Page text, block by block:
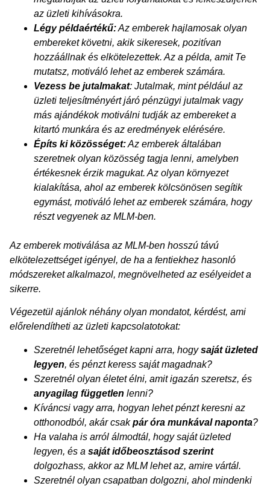
az üzleti kihívásokra.
Légy példaértékű:Az emberek hajlamosak olyan
embereket követni, akik sikeresek, pozitívan
hozzáállnak és elkötelezettek. Az a példa, amit Te
mutatsz, motiváló lehet az emberek számára.
Vezess be jutalmakat: Jutalmak, mint például az
üzleti teljesítményért járó pénzügyi jutalmak vagy
más ajándékok motiválni tudják az embereket a
kitartó munkára és az eredmények elérésére.
Építs ki közösséget:Az emberek általában
szeretnek olyan közösség tagja lenni, amelyben
értékesnek érzik magukat. Az olyan környezet
kialakítása, ahol az emberek kölcsönösen segítik
egymást, motiváló lehet az emberek számára, hogy
részt vegyenek az MLM-ben.
Az emberek motiválása az MLM-ben hosszú távú
elkötelezettséget igényel, de ha a fentiekhez hasonló
módszereket alkalmazol, megnövelheted az esélyeidet a
sikerre.
Végezetül ajánlok néhány olyan mondatot, kérdést, ami
előrelendítheti az üzleti kapcsolatotokat:
Szeretnél lehetőséget kapni arra, hogysaját üzleted
legyen, és pénzt keress saját magadnak?
Szeretnél olyan életet élni, amit igazán szeretsz, és
anyagilag független lenni?
Kíváncsi vagy arra, hogyan lehet pénzt keresni az
otthonodból, akár csakpár óra munkával naponta?
Ha valaha is arról álmodtál, hogy saját üzleted
legyen, és a saját időbeosztásod szerint
dolgozhass, akkor az MLM lehet az, amire vártál.
Szeretnél olyan csapatban dolgozni, ahol mindenki